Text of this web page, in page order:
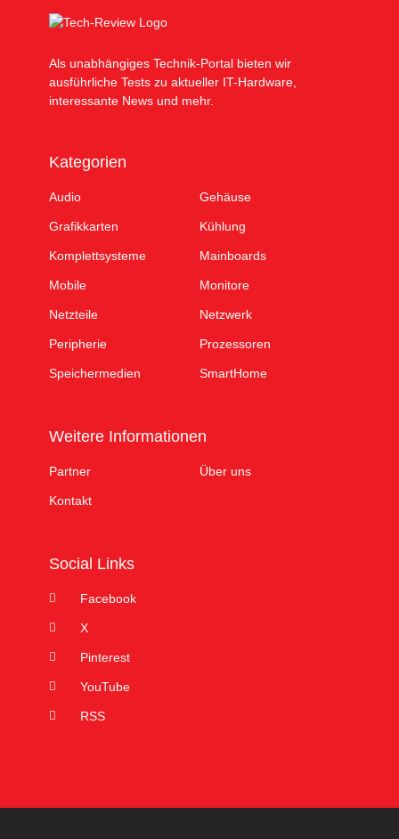
Als unabhängiges Technik-Portal bieten wir
ausführliche Tests zu aktueller IT-Hardware,
interessante News und mehr.
Kategorien
Audio Gehäuse
Grafikkarten Kühlung
Komplettsysteme Mainboards
Mobile Monitore
Netzteile Netzwerk
Peripherie Prozessoren
Speichermedien SmartHome
Weitere Informationen
Partner Über uns
Kontakt
Social Links
Facebook
X
Pinterest
YouTube
RSS